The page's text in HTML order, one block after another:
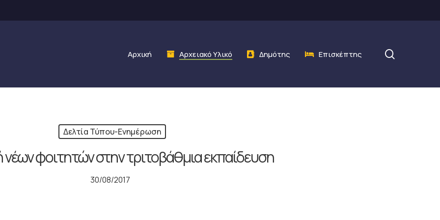
Αρχική Αρχειακό Υλικό Δημότης Επισκέπτης
Δελτία Τύπου-Ενημέρωση
νέων φοιτητών στην τριτοβάθμια εκπαίδευση
30/08/2017